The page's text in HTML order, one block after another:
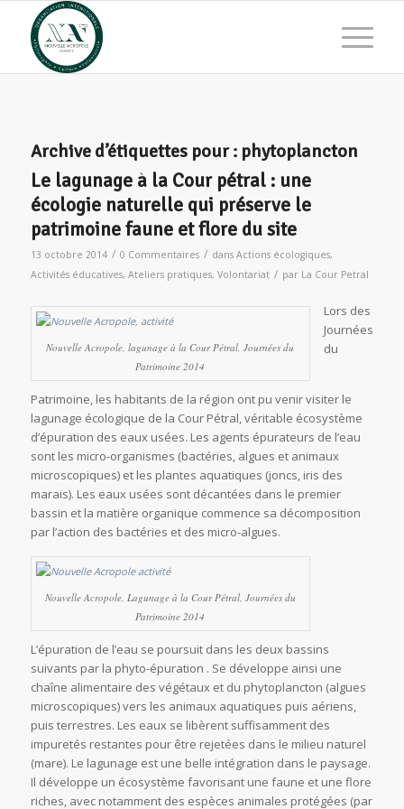
Archive d’étiquettes pour : phytoplancton
Le lagunage à la Cour pétral : une
écologie naturelle qui préserve le
patrimoine faune et flore du site
13 octobre 2014 / 0 Commentaires / dans Actions écologiques,
Activités éducatives, Ateliers pratiques, Volontariat / par La Cour Petral
Nouvelle Acropole, lagunage à la Cour Pétral, Journées du
Patrimoine 2014
Lors des
Journées
du
Patrimoine, les habitants de la région ont pu venir visiter le
lagunage écologique de la Cour Pétral, véritable écosystème
d’épuration des eaux usées. Les agents épurateurs de l’eau
sont les micro-organismes (bactéries, algues et animaux
microscopiques) et les plantes aquatiques (joncs, iris des
marais). Les eaux usées sont décantées dans le premier
bassin et la matière organique commence sa décomposition
par l’action des bactéries et des micro-algues.
Nouvelle Acropole, Lagunage à la Cour Pétral, Journées du
Patrimoine 2014
L’épuration de l’eau se poursuit dans les deux bassins
suivants par la phyto-épuration . Se développe ainsi une
chaîne alimentaire des végétaux et du phytoplancton (algues
microscopiques) vers les animaux aquatiques puis aériens,
puis terrestres. Les eaux se libèrent suffisamment des
impuretés restantes pour être rejetées dans le milieu naturel
(mare). Le lagunage est une belle intégration dans le paysage.
Il développe un écosystème favorisant une faune et une flore
riches, avec notamment des espèces animales protégées (par